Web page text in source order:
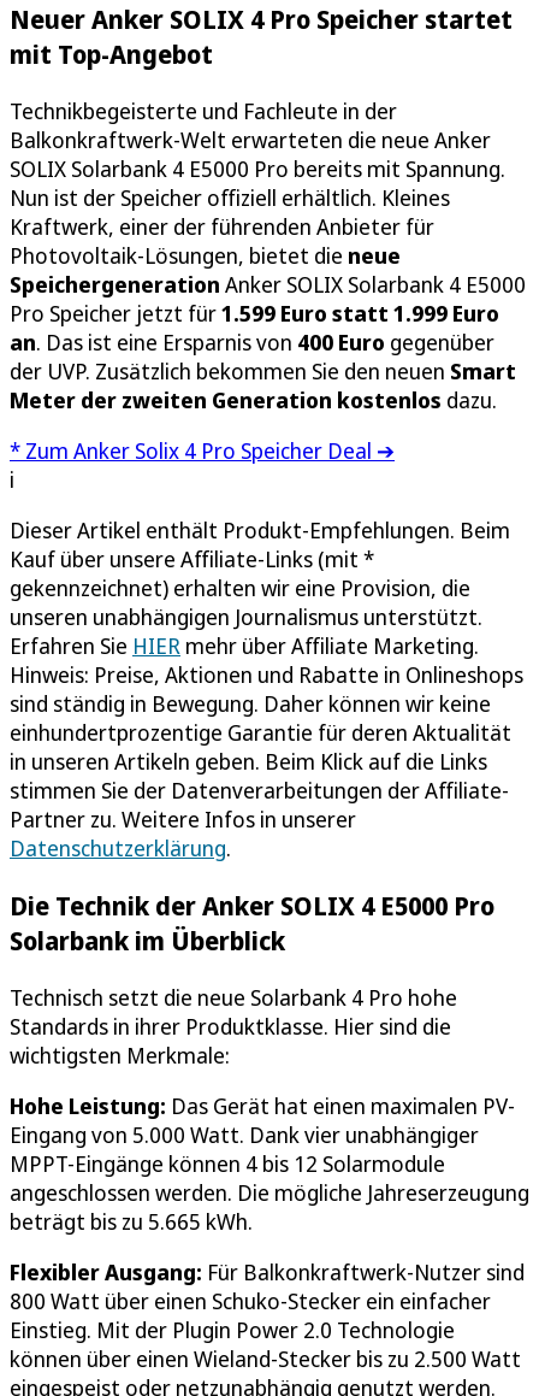
Neuer Anker SOLIX 4 Pro Speicher startet
mit Top-Angebot
Technikbegeisterte und Fachleute in der
Balkonkraftwerk-Welt erwarteten die neue Anker
SOLIX Solarbank 4 E5000 Pro bereits mit Spannung.
Nun ist der Speicher offiziell erhältlich. Kleines
Kraftwerk, einer der führenden Anbieter für
Photovoltaik-Lösungen, bietet die neue
Speichergeneration Anker SOLIX Solarbank 4 E5000
Pro Speicher jetzt für1.599 Euro statt 1.999 Euro
an. Das ist eine Ersparnis von 400 Euro gegenüber
der UVP. Zusätzlich bekommen Sie den neuen Smart
Meter der zweiten Generation kostenlos dazu.
* Zum Anker Solix 4 Pro Speicher Deal ➔
i
Dieser Artikel enthält Produkt-Empfehlungen. Beim
Kauf über unsere Affiliate-Links (mit *
gekennzeichnet) erhalten wir eine Provision, die
unseren unabhängigen Journalismus unterstützt.
Erfahren Sie HIER mehr über Affiliate Marketing.
Hinweis: Preise, Aktionen und Rabatte in Onlineshops
sind ständig in Bewegung. Daher können wir keine
einhundertprozentige Garantie für deren Aktualität
in unseren Artikeln geben. Beim Klick auf die Links
stimmen Sie der Datenverarbeitungen der Affiliate-
Partner zu. Weitere Infos in unserer
Datenschutzerklärung.
Die Technik der Anker SOLIX 4 E5000 Pro
Solarbank im Überblick
Technisch setzt die neue Solarbank 4 Pro hohe
Standards in ihrer Produktklasse. Hier sind die
wichtigsten Merkmale:
Hohe Leistung: Das Gerät hat einen maximalen PV-
Eingang von 5.000 Watt. Dank vier unabhängiger
MPPT-Eingänge können 4 bis 12 Solarmodule
angeschlossen werden. Die mögliche Jahreserzeugung
beträgt bis zu 5.665 kWh.
Flexibler Ausgang: Für Balkonkraftwerk-Nutzer sind
800 Watt über einen Schuko-Stecker ein einfacher
Einstieg. Mit der Plugin Power 2.0 Technologie
können über einen Wieland-Stecker bis zu 2.500 Watt
eingespeist oder netzunabhängig genutzt werden.